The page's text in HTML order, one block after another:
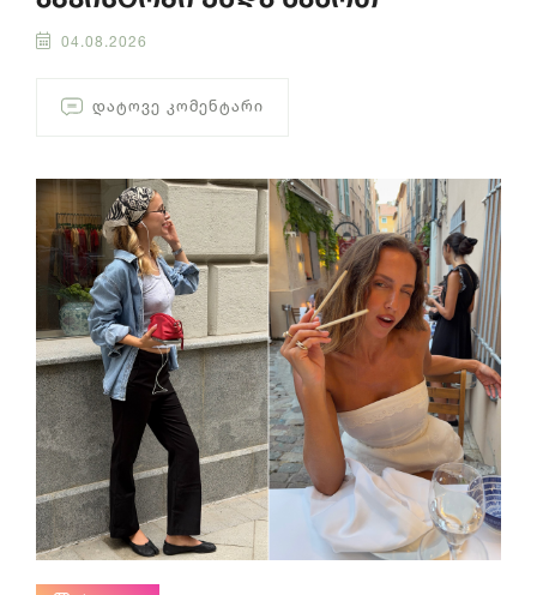
04.08.2026
ᲓᲐᲢᲝᲕᲔ ᲙᲝᲛᲔᲜᲢᲐᲠᲘ